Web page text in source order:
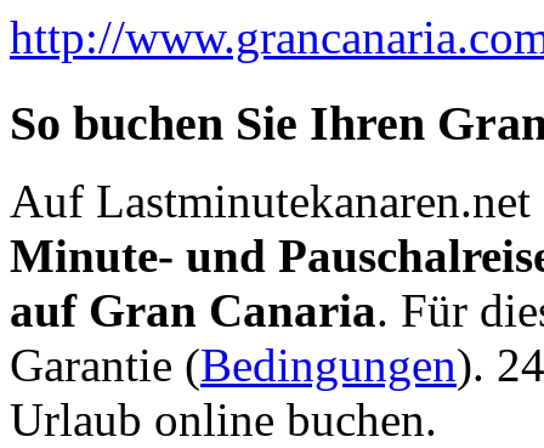
http://
So buchen Sie Ihren
Auf
Minute- und
auf Gran Canaria. Für
Garantie (Bedingungen).
Urlaub online buchen.